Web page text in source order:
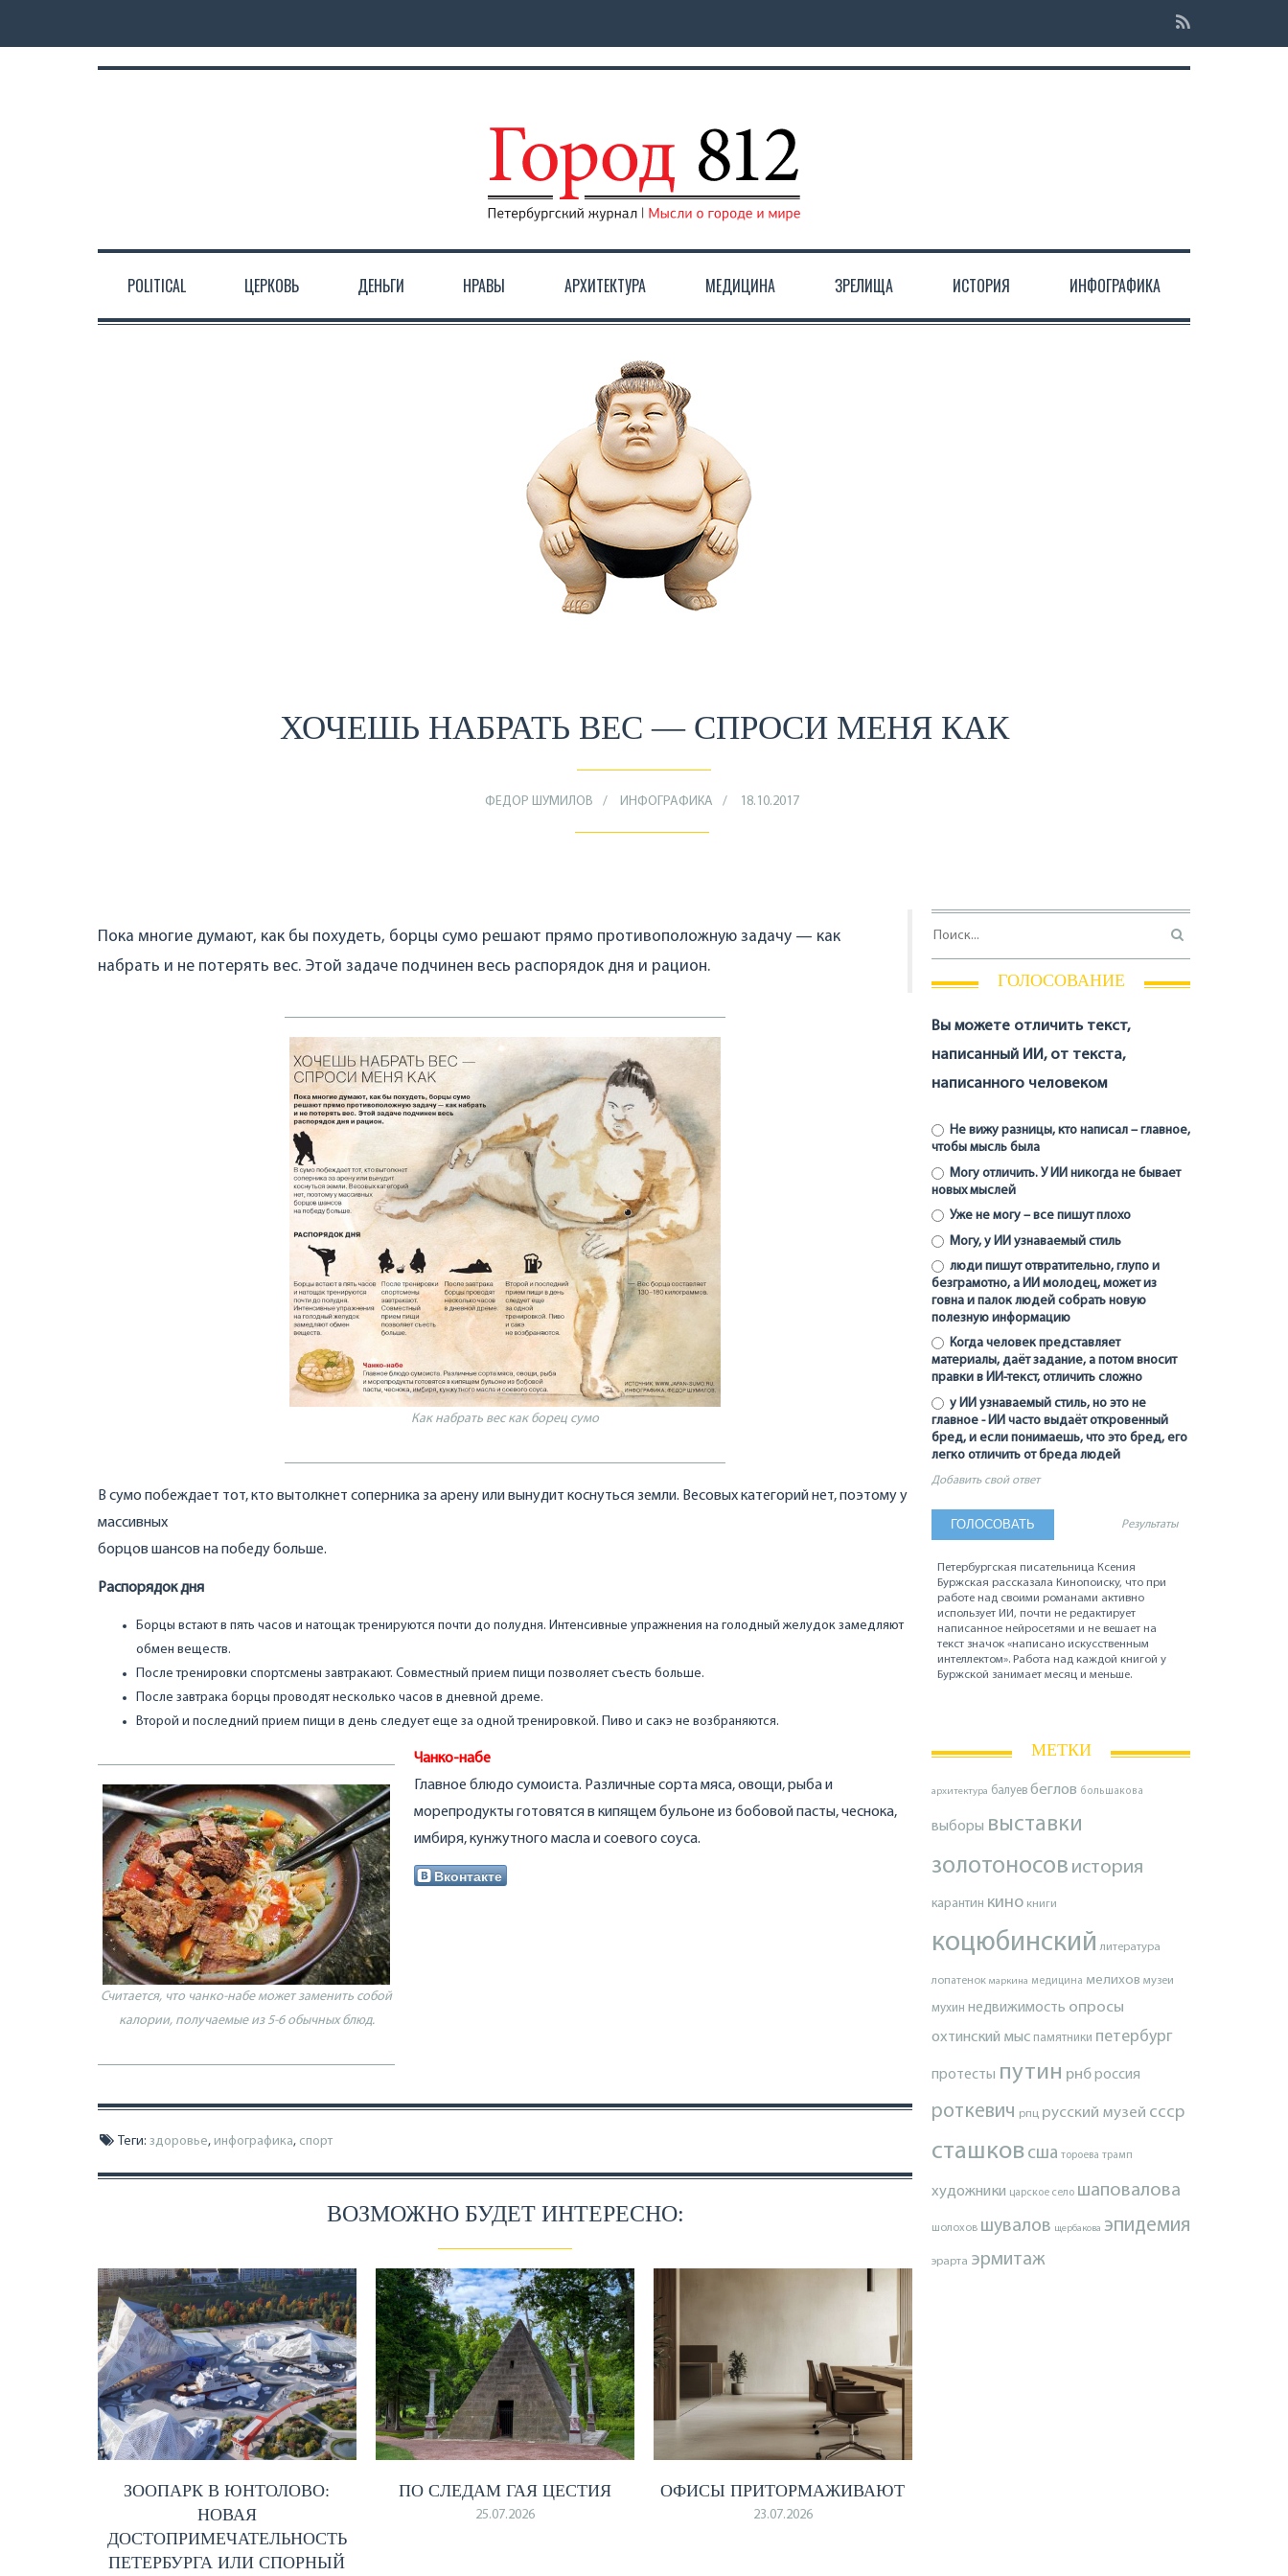
POLITICAL ЦЕРКОВЬ ДЕНЬГИ НРАВЫ АРХИТЕКТУРА МЕДИЦИНА ЗРЕЛИЩА ИСТОРИЯ ИНФОГРАФИКА
ХОЧЕШЬ НАБРАТЬ ВЕС — СПРОСИ МЕНЯ КАК
ФЕДОР ШУМИЛОВ ИНФОГРАФИКА 18.10.2017
Пока многие думают, как бы похудеть, борцы сумо решают прямо противоположную задачу — как
набрать и не потерять вес. Этой задаче подчинен весь распорядок дня и рацион.
Как набрать вес как борец сумо
В сумо побеждает тот, кто вытолкнет соперника за арену или вынудит коснуться земли. Весовых категорий нет, поэтому у
массивных
борцов шансов на победу больше.
Распорядок дня
Борцы встают в пять часов и натощак тренируются почти до полудня. Интенсивные упражнения на голодный желудок замедляют
обмен веществ.
После тренировки спортсмены завтракают. Совместный прием пищи позволяет съесть больше.
После завтрака борцы проводят несколько часов в дневной дреме.
Второй и последний прием пищи в день следует еще за одной тренировкой. Пиво и сакэ не возбраняются.
Считается, что чанко-набе может заменить собой
калории, получаемые из 5-6 обычных блюд.
Чанко-набе
Главное блюдо сумоиста. Различные сорта мяса, овощи, рыба и
морепродукты готовятся в кипящем бульоне из бобовой пасты, чеснока,
имбиря, кунжутного масла и соевого соуса.
Вконтакте
Теги: здоровье, инфографика, спорт
ВОЗМОЖНО БУДЕТ ИНТЕРЕСНО:
ЗООПАРК В ЮНТОЛОВО:
НОВАЯ
ДОСТОПРИМЕЧАТЕЛЬНОСТЬ
ПЕТЕРБУРГА ИЛИ СПОРНЫЙ
ПО СЛЕДАМ ГАЯ ЦЕСТИЯ
25.07.2026
ОФИСЫ ПРИТОРМАЖИВАЮТ
23.07.2026
ГОЛОСОВАНИЕ
Вы можете отличить текст,
написанный ИИ, от текста,
написанного человеком
Не вижу разницы, кто написал – главное,
чтобы мысль была
Могу отличить. У ИИ никогда не бывает
новых мыслей
Уже не могу – все пишут плохо
Могу, у ИИ узнаваемый стиль
люди пишут отвратительно, глупо и
безграмотно, а ИИ молодец, может из
говна и палок людей собрать новую
полезную информацию
Когда человек представляет
материалы, даёт задание, а потом вносит
правки в ИИ-текст, отличить сложно
у ИИ узнаваемый стиль, но это не
главное - ИИ часто выдаёт откровенный
бред, и если понимаешь, что это бред, его
легко отличить от бреда людей
Добавить свой ответ
Результаты
Петербургская писательница Ксения
Буржская рассказала Кинопоиску, что при
работе над своими романами активно
использует ИИ, почти не редактирует
написанное нейросетями и не вешает на
текст значок «написано искусственным
интеллектом». Работа над каждой книгой у
Буржской занимает месяц и меньше.
МЕТКИ
архитектура балуев беглов большакова
выборы выставки
золотоносов история
карантин кино книги
коцюбинский литература
лопатенок маркина медицина мелихов музеи
мухин недвижимость опросы
охтинский мыс памятники петербург
протесты путин рнброссия
роткевич рпц русский музей ссср
сташков сша тороева трамп
художники царское село шаповалова
шолохов шувалов щербакова эпидемия
эрарта эрмитаж